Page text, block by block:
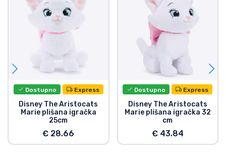
Dostupno Express
Disney The Aristocats
Marie plišana igračka
25cm
€ 28.66
Dostupno Express
Disney The Aristocats
Marie plišana igračka 32
cm
€ 43.84